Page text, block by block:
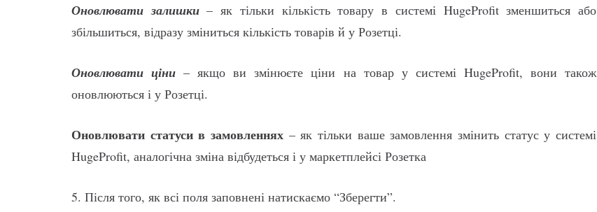
Оновлювати залишки– як тільки кількість товару в системі HugeProfit зменшиться або
збільшиться, відразу зміниться кількість товарів й у Розетці.
Оновлювати ціни – якщо ви змінюєте ціни на товар у системі HugeProfit, вони також
оновлюються і у Розетці.
Оновлювати статуси в замовленнях – як тільки ваше замовлення змінить статус у системі
HugeProfit, аналогічна зміна відбудеться і у маркетплейсі Розетка
5. Після того, як всі поля заповнені натискаємо “Зберегти”.